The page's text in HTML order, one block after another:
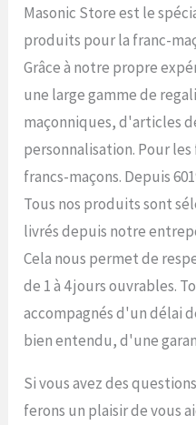
Masonic Store est le
produits pour la franc-
Grâce à notre propre
une large gamme de
maçonniques, d'articles
personnalisation. Pour
francs-maçons. Depuis 6019
Tous nos produits sont
livrés depuis notre
Cela nous permet de
de 1 à 4 jours ouvrables.
accompagnés d'un délai
bien entendu, d'une
Si vous avez des
ferons un plaisir de vous